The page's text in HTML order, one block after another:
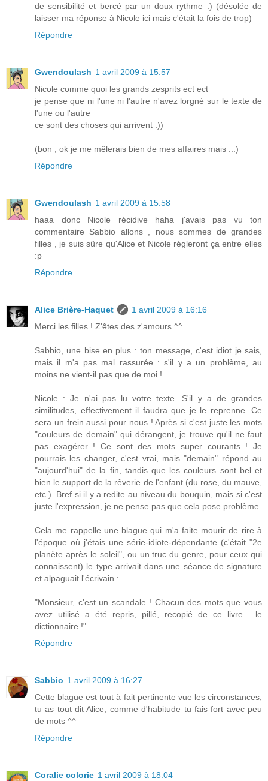
de sensibilité et bercé par un doux rythme :) (désolée de
laisser ma réponse à Nicole ici mais c'était la fois de trop)
Répondre
Gwendoulash 1 avril 2009 à 15:57
Nicole comme quoi les grands zesprits ect ect
je pense que ni l'une ni l'autre n'avez lorgné sur le texte de
l'une ou l'autre
ce sont des choses qui arrivent :))
(bon , ok je me mêlerais bien de mes affaires mais ...)
Répondre
Gwendoulash 1 avril 2009 à 15:58
haaa donc Nicole récidive haha j'avais pas vu ton
commentaire Sabbio allons , nous sommes de grandes
filles , je suis sûre qu'Alice et Nicole régleront ça entre elles
:p
Répondre
Alice Brière-Haquet
1 avril 2009 à 16:16
Merci les filles ! Z'êtes des z'amours ^^
Sabbio, une bise en plus : ton message, c'est idiot je sais,
mais il m'a pas mal rassurée : s'il y a un problème, au
moins ne vient-il pas que de moi !
Nicole : Je n'ai pas lu votre texte. S'il y a de grandes
similitudes, effectivement il faudra que je le reprenne. Ce
sera un frein aussi pour nous ! Après si c'est juste les mots
"couleurs de demain" qui dérangent, je trouve qu'il ne faut
pas exagérer ! Ce sont des mots super courants ! Je
pourrais les changer, c'est vrai, mais "demain" répond au
"aujourd'hui" de la fin, tandis que les couleurs sont bel et
bien le support de la rêverie de l'enfant (du rose, du mauve,
etc.). Bref si il y a redite au niveau du bouquin, mais si c'est
juste l'expression, je ne pense pas que cela pose problème.
Cela me rappelle une blague qui m'a faite mourir de rire à
l'époque où j'étais une série-idiote-dépendante (c'était "2e
planète après le soleil", ou un truc du genre, pour ceux qui
connaissent) le type arrivait dans une séance de signature
et alpaguait l'écrivain :
"Monsieur, c'est un scandale ! Chacun des mots que vous
avez utilisé a été repris, pillé, recopié de ce livre... le
dictionnaire !"
Répondre
Sabbio 1 avril 2009 à 16:27
Cette blague est tout à fait pertinente vue les circonstances,
tu as tout dit Alice, comme d'habitude tu fais fort avec peu
de mots ^^
Répondre
Coralie colorie 1 avril 2009 à 18:04